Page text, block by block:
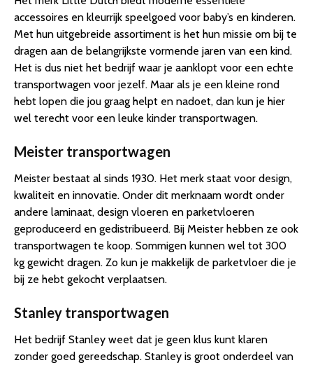
accessoires en kleurrijk speelgoed voor baby’s en kinderen.
Met hun uitgebreide assortiment is het hun missie om bij te
dragen aan de belangrijkste vormende jaren van een kind.
Het is dus niet het bedrijf waar je aanklopt voor een echte
transportwagen voor jezelf. Maar als je een kleine rond
hebt lopen die jou graag helpt en nadoet, dan kun je hier
wel terecht voor een leuke kinder transportwagen.
Meister transportwagen
Meister bestaat al sinds 1930. Het merk staat voor design,
kwaliteit en innovatie. Onder dit merknaam wordt onder
andere laminaat, design vloeren en parketvloeren
geproduceerd en gedistribueerd. Bij Meister hebben ze ook
transportwagen te koop. Sommigen kunnen wel tot 300
kg gewicht dragen. Zo kun je makkelijk de parketvloer die je
bij ze hebt gekocht verplaatsen.
Stanley transportwagen
Het bedrijf Stanley weet dat je geen klus kunt klaren
zonder goed gereedschap. Stanley is groot onderdeel van